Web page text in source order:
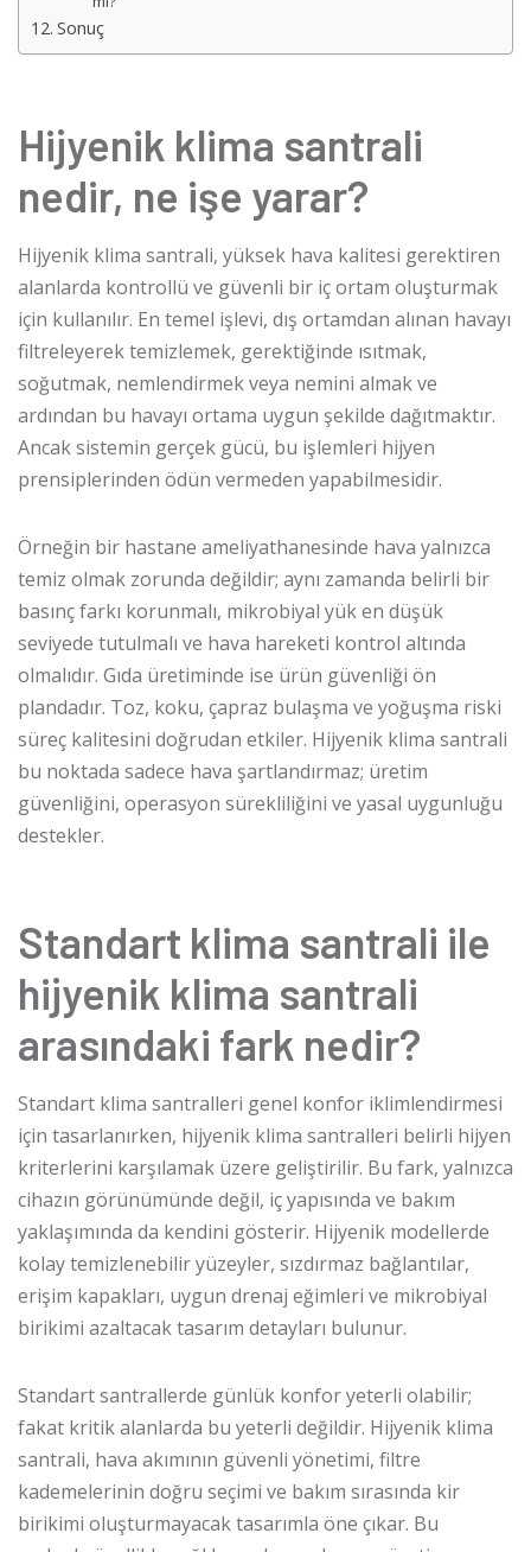
Sonuç
Hijyenik klima santrali
nedir, ne işe yarar?
Hijyenik klima santrali, yüksek hava kalitesi gerektiren
alanlarda kontrollü ve güvenli bir iç ortam oluşturmak
için kullanılır. En temel işlevi, dış ortamdan alınan havayı
filtreleyerek temizlemek, gerektiğinde ısıtmak,
soğutmak, nemlendirmek veya nemini almak ve
ardından bu havayı ortama uygun şekilde dağıtmaktır.
Ancak sistemin gerçek gücü, bu işlemleri hijyen
prensiplerinden ödün vermeden yapabilmesidir.
Örneğin bir hastane ameliyathanesinde hava yalnızca
temiz olmak zorunda değildir; aynı zamanda belirli bir
basınç farkı korunmalı, mikrobiyal yük en düşük
seviyede tutulmalı ve hava hareketi kontrol altında
olmalıdır. Gıda üretiminde ise ürün güvenliği ön
plandadır. Toz, koku, çapraz bulaşma ve yoğuşma riski
süreç kalitesini doğrudan etkiler. Hijyenik klima santrali
bu noktada sadece hava şartlandırmaz; üretim
güvenliğini, operasyon sürekliliğini ve yasal uygunluğu
destekler.
Standart klima santrali ile
hijyenik klima santrali
arasındaki fark nedir?
Standart klima santralleri genel konfor iklimlendirmesi
için tasarlanırken, hijyenik klima santralleri belirli hijyen
kriterlerini karşılamak üzere geliştirilir. Bu fark, yalnızca
cihazın görünümünde değil, iç yapısında ve bakım
yaklaşımında da kendini gösterir. Hijyenik modellerde
kolay temizlenebilir yüzeyler, sızdırmaz bağlantılar,
erişim kapakları, uygun drenaj eğimleri ve mikrobiyal
birikimi azaltacak tasarım detayları bulunur.
Standart santrallerde günlük konfor yeterli olabilir;
fakat kritik alanlarda bu yeterli değildir. Hijyenik klima
santrali, hava akımının güvenli yönetimi, filtre
kademelerinin doğru seçimi ve bakım sırasında kir
birikimi oluşturmayacak tasarımla öne çıkar. Bu